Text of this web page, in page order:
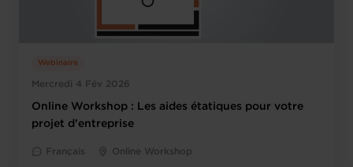
Mercredi 4 Fév 2026
Webinaire
Online Workshop : Les aides étatiques pour votre
projet d'entreprise
Français Online Workshop